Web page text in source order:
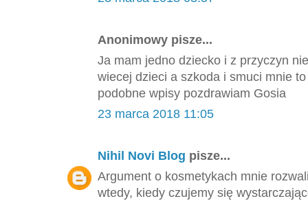
Anonimowy pisze...
Ja mam jedno dziecko i z przyczyn
wiecej dzieci a szkoda i smuci mnie
podobne wpisy pozdrawiam Gosia
23 marca 2018 11:05
Nihil Novi Blog pisze...
Argument o kosmetykach mnie
wtedy, kiedy czujemy się